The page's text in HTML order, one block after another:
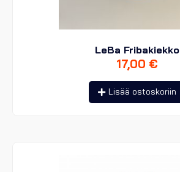
LeBa Fribakiekko
17,00 €
Lisää ostoskoriin